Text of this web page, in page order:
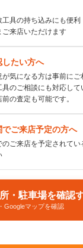
具の持ち込みにも便利
ご来店いただけます
したい方へ
が気になる方は事前に
具のご相談にも対応し
の査定も可能です。
ご来店予定の方へ
のご来店を予定されて
・駐車場を確認
Googleマップを確認